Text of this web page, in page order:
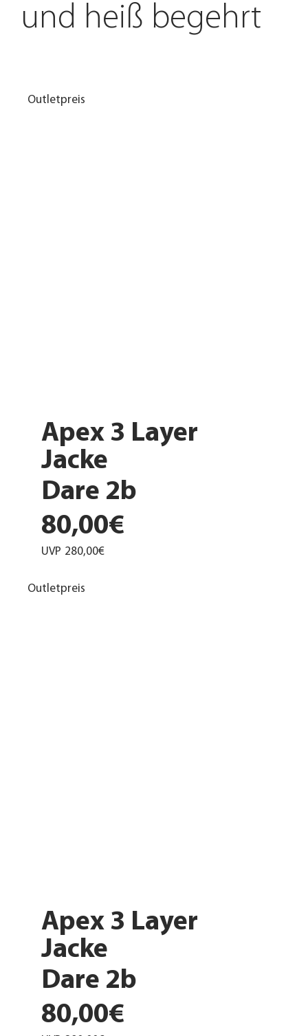
Apex 3 Layer
Jacke
Dare 2b
80,00€
UVP 280,00€
Outletpreis
Apex 3 Layer
Jacke
Dare 2b
80,00€
Outletpreis
und heiß begehrt